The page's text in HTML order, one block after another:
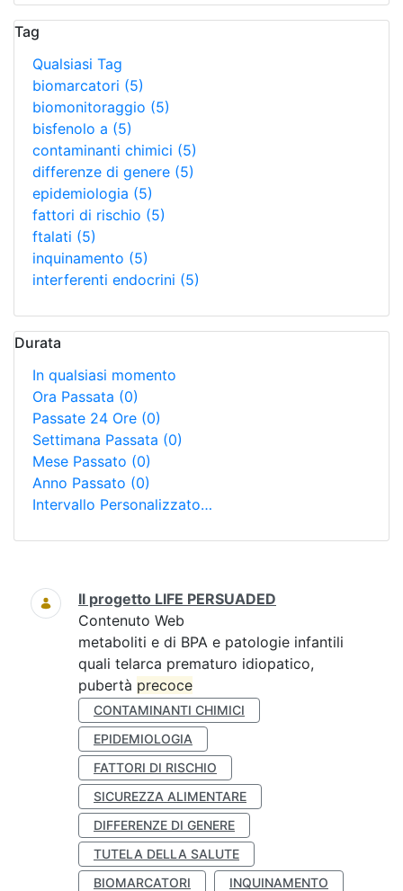
Tag
Qualsiasi Tag
biomarcatori (5)
biomonitoraggio (5)
bisfenolo a (5)
contaminanti chimici (5)
differenze di genere (5)
epidemiologia (5)
fattori di rischio (5)
ftalati (5)
inquinamento (5)
interferenti endocrini (5)
Durata
In qualsiasi momento
Ora Passata (0)
Passate 24 Ore (0)
Settimana Passata (0)
Mese Passato (0)
Anno Passato (0)
Intervallo Personalizzato…
Ricerca
Il progetto LIFE PERSUADED
Contenuto Web
metaboliti e di BPA e patologie infantili
quali telarca prematuro idiopatico,
pubertà precoce
CONTAMINANTI CHIMICI
EPIDEMIOLOGIA
FATTORI DI RISCHIO
SICUREZZA ALIMENTARE
DIFFERENZE DI GENERE
TUTELA DELLA SALUTE
BIOMARCATORI
INQUINAMENTO